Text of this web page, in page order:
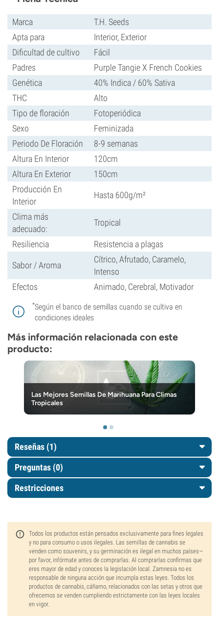
Marca
T.H. Seeds
Apta para
Interior, Exterior
Dificultad de cultivo
Fácil
Padres
Purple Tangie X French Cookies
Genética
40% Indica / 60% Sativa
THC
Alto
Tipo de floración
Fotoperiódica
Sexo
Feminizada
Periodo De Floración
8-9 semanas
Altura En Interior
120cm
Altura En Exterior
150cm
Producción En
Interior
Hasta 600g/m²
Clima más
adecuado:
Tropical
Resiliencia Resistencia a plagas
Sabor / Aroma
Cítrico, Afrutado, Caramelo,
Intenso
Efectos
Animado, Cerebral, Motivador
*Según el banco de semillas cuando se cultiva en
condiciones ideales
Más información relacionada con este
producto:
Las Mejores Semillas De Marihuana Para Climas
Tropicales
Reseñas (1)
Preguntas (0)
Restricciones
Todos los productos están pensados exclusivamente para fines legales
y no para consumo o usos ilegales. Las semillas de cannabis se
venden como souvenirs, y su germinación es ilegal en muchos países—
por favor, infórmate antes de comprarlas. Al comprarlas confirmas que
eres mayor de edad y conoces la legislación local. Zamnesia no es
responsable de ninguna acción que incumpla estas leyes. Todos los
productos de cannabis, cáñamo, relacionados con las setas y otros que
ofrecemos se venden cumpliendo estrictamente con las leyes locales
en vigor.